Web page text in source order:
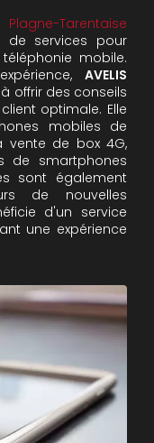
Tarentaise
de services pour
mobile.
AVELIS
offrir des conseils
optimale. Elle
mobiles de
vente de box 4G,
de smartphones
sont également
de nouvelles
d'un service
une expérience